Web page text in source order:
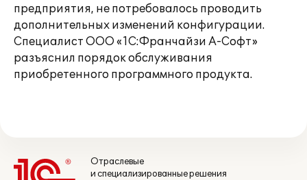
предприятия, не потребовалось проводить
дополнительных изменений конфигурации.
Специалист ООО «1С:Франчайзи А-Софт»
разъяснил порядок обслуживания
приобретенного программного продукта.
Отраслевые
и специализированные решения